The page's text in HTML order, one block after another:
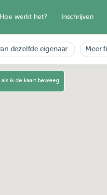
Hoe werkt het? Inschrijven
dezelfde eigenaar Meer
als ik de kaart beweeg